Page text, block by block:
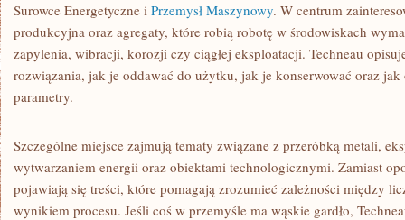
Surowce Energetyczne i Przemysł Maszynowy. W centrum
produkcyjna oraz agregaty, które robią robotę w środowiskach
zapylenia, wibracji, korozji czy ciągłej eksploatacji. Techneau
rozwiązania, jak je oddawać do użytku, jak je konserwować oraz
parametry.
Szczególne miejsce zajmują tematy związane z przeróbką metali,
wytwarzaniem energii oraz obiektami technologicznymi. Zamiast
pojawiają się treści, które pomagają zrozumieć zależności między
wynikiem procesu. Jeśli coś w przemyśle ma wąskie gardło,